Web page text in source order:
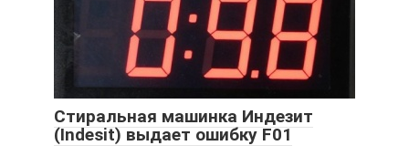
Стиральная машинка Индезит
(Indesit) выдает ошибку F01